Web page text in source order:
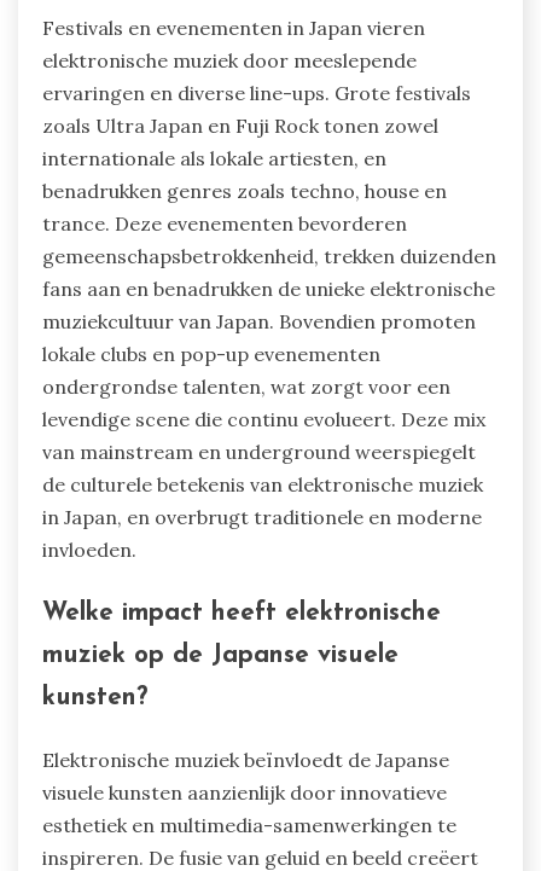
Festivals en evenementen in Japan vieren
elektronische muziek door meeslepende
ervaringen en diverse line-ups. Grote festivals
zoals Ultra Japan en Fuji Rock tonen zowel
internationale als lokale artiesten, en
benadrukken genres zoals techno, house en
trance. Deze evenementen bevorderen
gemeenschapsbetrokkenheid, trekken duizenden
fans aan en benadrukken de unieke elektronische
muziekcultuur van Japan. Bovendien promoten
lokale clubs en pop-up evenementen
ondergrondse talenten, wat zorgt voor een
levendige scene die continu evolueert. Deze mix
van mainstream en underground weerspiegelt
de culturele betekenis van elektronische muziek
in Japan, en overbrugt traditionele en moderne
invloeden.
Welke impact heeft elektronische
muziek op de Japanse visuele
kunsten?
Elektronische muziek beïnvloedt de Japanse
visuele kunsten aanzienlijk door innovatieve
esthetiek en multimedia-samenwerkingen te
inspireren. De fusie van geluid en beeld creëert